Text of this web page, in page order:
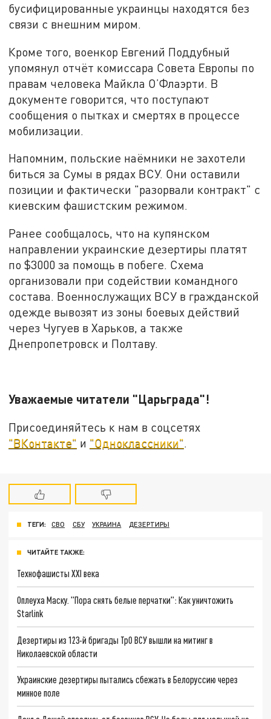
бусифицированные украинцы находятся без
связи с внешним миром.
Кроме того, военкор Евгений Поддубный
упомянул отчёт комиссара Совета Европы по
правам человека Майкла О’Флаэрти. В
документе говорится, что поступают
сообщения о пытках и смертях в процессе
мобилизации.
Напомним, польские наёмники не захотели
биться за Сумы в рядах ВСУ. Они оставили
позиции и фактически "разорвали контракт" с
киевским фашистским режимом.
Ранее сообщалось, что на купянском
направлении украинские дезертиры платят
по $3000 за помощь в побеге. Схема
организовали при содействии командного
состава. Военнослужащих ВСУ в гражданской
одежде вывозят из зоны боевых действий
через Чугуев в Харьков, а также
Днепропетровск и Полтаву.
Уважаемые читатели "Царьграда"!
Присоединяйтесь к нам в соцсетях
"ВКонтакте" и "Одноклассники".
ТЕГИ: СВО СБУ УКРАИНА ДЕЗЕРТИРЫ
ЧИТАЙТЕ ТАКЖЕ:
Технофашисты XXI века
Оплеуха Маску. "Пора снять белые перчатки": Как уничтожить
Starlink
Дезертиры из 123-й бригады ТрО ВСУ вышли на митинг в
Николаевской области
Украинские дезертиры пытались сбежать в Белоруссию через
минное поле